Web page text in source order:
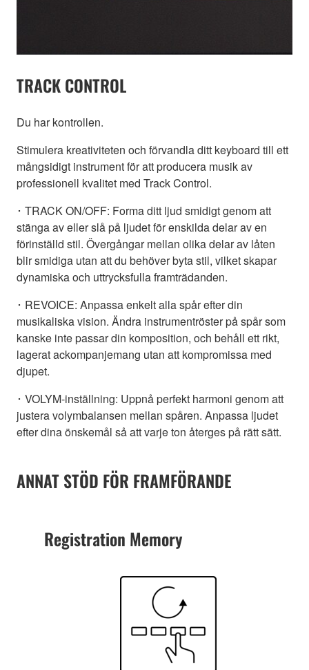
TRACK CONTROL
Du har kontrollen.
Stimulera kreativiteten och förvandla ditt keyboard till ett
mångsidigt instrument för att producera musik av
professionell kvalitet med Track Control.
･ TRACK ON/OFF: Forma ditt ljud smidigt genom att
stänga av eller slå på ljudet för enskilda delar av en
förinställd stil. Övergångar mellan olika delar av låten
blir smidiga utan att du behöver byta stil, vilket skapar
dynamiska och uttrycksfulla framträdanden.
･ REVOICE: Anpassa enkelt alla spår efter din
musikaliska vision. Ändra instrumentröster på spår som
kanske inte passar din komposition, och behåll ett rikt,
lagerat ackompanjemang utan att kompromissa med
djupet.
･ VOLYM-inställning: Uppnå perfekt harmoni genom att
justera volymbalansen mellan spåren. Anpassa ljudet
efter dina önskemål så att varje ton återges på rätt sätt.
ANNAT STÖD FÖR FRAMFÖRANDE
Registration Memory